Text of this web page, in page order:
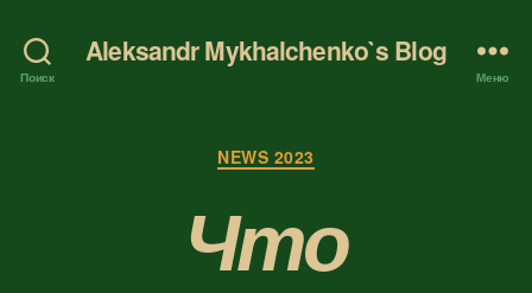
Поиск
Aleksandr Mykhalchenko`s Blog
Меню
Рубрики
NEWS 2023
Что